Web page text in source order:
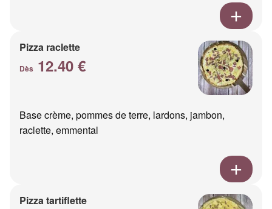
Pizza raclette
Dès 12.40 €
Base crème, pommes de terre, lardons, jambon,
raclette, emmental
Pizza tartiflette